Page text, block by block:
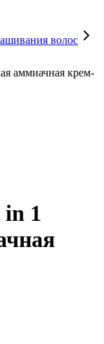
волос
аммиачная крем-
in 1